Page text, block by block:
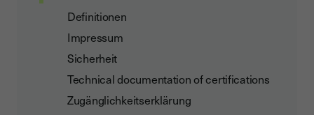
Definitionen
Impressum
Sicherheit
Technical documentation of certifications
Zugänglichkeitserklärung